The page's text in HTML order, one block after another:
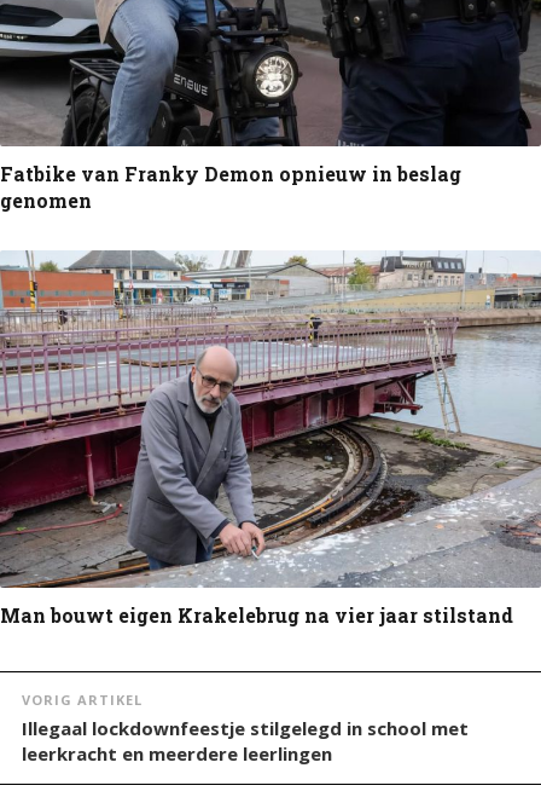
Fatbike van Franky Demon opnieuw in beslag
genomen
Man bouwt eigen Krakelebrug na vier jaar stilstand
VORIG ARTIKEL
Illegaal lockdownfeestje stilgelegd in school met
leerkracht en meerdere leerlingen